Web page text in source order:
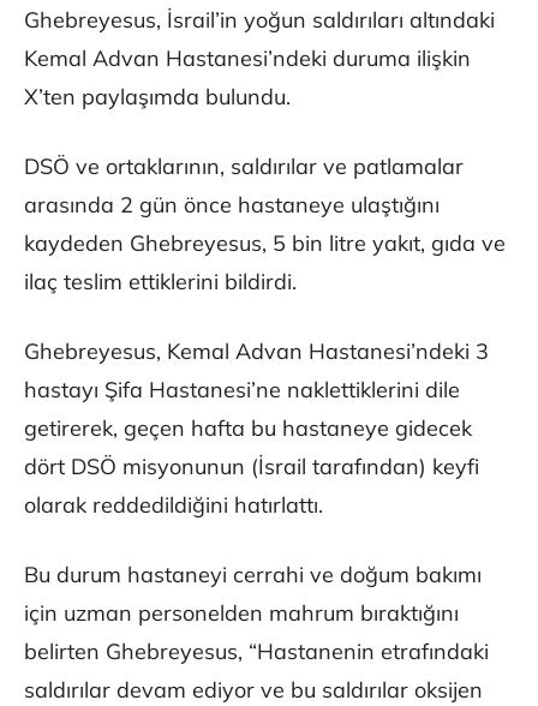
Ghebreyesus, İsrail’in yoğun saldırıları altındaki
Kemal Advan Hastanesi’ndeki duruma ilişkin
X’ten paylaşımda bulundu.
DSÖ ve ortaklarının, saldırılar ve patlamalar
arasında 2 gün önce hastaneye ulaştığını
kaydeden Ghebreyesus, 5 bin litre yakıt, gıda ve
ilaç teslim ettiklerini bildirdi.
Ghebreyesus, Kemal Advan Hastanesi’ndeki 3
hastayı Şifa Hastanesi’ne naklettiklerini dile
getirerek, geçen hafta bu hastaneye gidecek
dört DSÖ misyonunun (İsrail tarafından) keyfi
olarak reddedildiğini hatırlattı.
Bu durum hastaneyi cerrahi ve doğum bakımı
için uzman personelden mahrum bıraktığını
belirten Ghebreyesus, “Hastanenin etrafındaki
saldırılar devam ediyor ve bu saldırılar oksijen